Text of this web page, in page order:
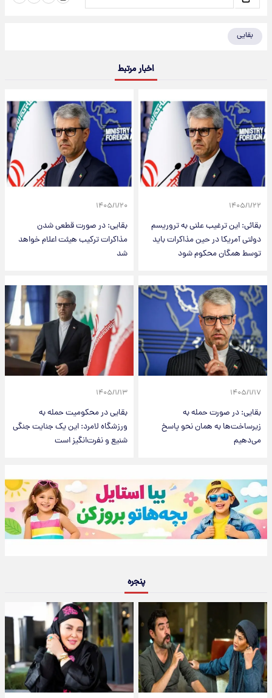
بقایی
اخبار مرتبط
۱۴۰۵/۱/۲۲
بقائی: این ترغیب علنی به تروریسم
دولتی آمریکا در حین مذاکرات باید
توسط همگان محکوم شود
۱۴۰۵/۱/۲۰
بقایی: در صورت قطعی شدن
مذاکرات ترکیب هیئت اعلام خواهد
شد
۱۴۰۵/۱/۱۷
بقایی: در صورت حمله به
زیرساخت‌ها به همان نحو پاسخ
می‌دهیم
۱۴۰۵/۱/۱۳
بقایی در محکومیت حمله به
ورزشگاه لامرد: این یک جنایت جنگی
شنیع و نفرت‌انگیز است
پنجره